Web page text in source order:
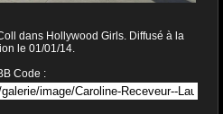
dans Hollywood Girls. Diffusé à la
le 01/01/14.
Code :